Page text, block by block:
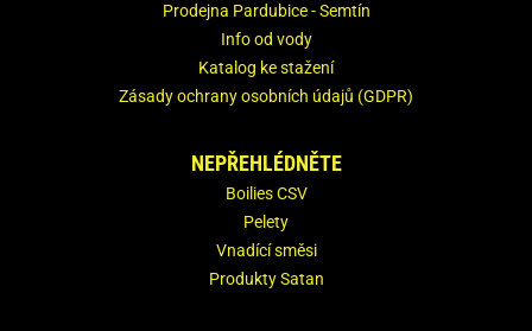
Prodejna Pardubice - Semtín
Info od vody
Katalog ke stažení
Zásady ochrany osobních údajů (GDPR)
NEPŘEHLÉDNĚTE
Boilies CSV
Pelety
Vnadící směsi
Produkty Satan